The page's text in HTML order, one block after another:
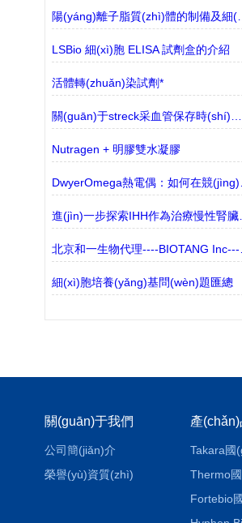
陽(yáng)離子脂質(zhì)體的制備及細(xì)胞轉(zhuǎn)染
LSBio 細(xì)胞 ELISA 試劑盒的介紹
活體轉(zhuǎn)染試劑*
Nutragen + 明膠雙水凝膠
進(jìn)一步探索IHH作為治
細(xì)胞培養(yǎng)基問(wèn)題匯總
關(guān)于我們
公司簡(jiǎn)介
榮譽(yù)資質(zhì)
產